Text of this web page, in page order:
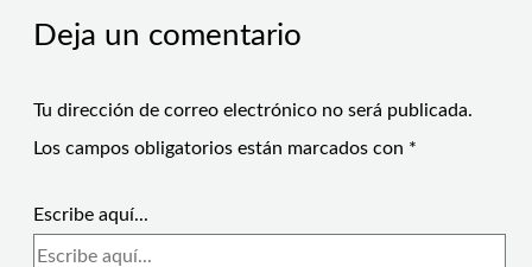
Deja un comentario
Tu dirección de correo electrónico no será publicada.
Los campos obligatorios están marcados con *
Escribe aquí...